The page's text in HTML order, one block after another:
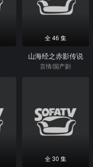
全 46 集
山海经之赤影传说
言情/国产剧
全 30 集